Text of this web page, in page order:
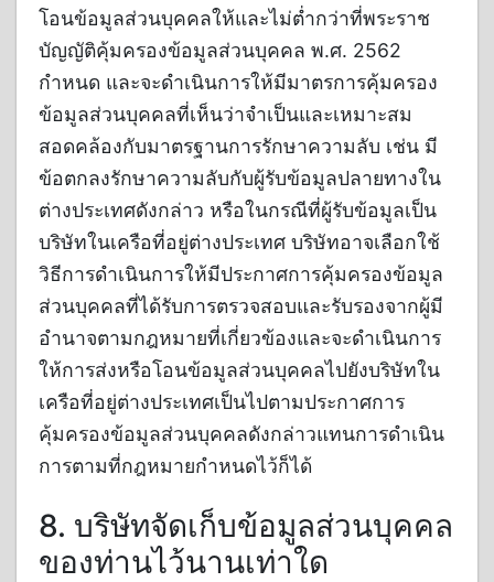
โอนข้อมูลส่วนบุคคลให้และไม่ต่ำกว่าที่พระราช
บัญญัติคุ้มครองข้อมูลส่วนบุคคล พ.ศ. 2562
กำหนด และจะดำเนินการให้มีมาตรการคุ้มครอง
ข้อมูลส่วนบุคคลที่เห็นว่าจำเป็นและเหมาะสม
สอดคล้องกับมาตรฐานการรักษาความลับ เช่น มี
ข้อตกลงรักษาความลับกับผู้รับข้อมูลปลายทางใน
ต่างประเทศดังกล่าว หรือในกรณีที่ผู้รับข้อมูลเป็น
บริษัทในเครือที่อยู่ต่างประเทศ บริษัทอาจเลือกใช้
วิธีการดำเนินการให้มีประกาศการคุ้มครองข้อมูล
ส่วนบุคคลที่ได้รับการตรวจสอบและรับรองจากผู้มี
อำนาจตามกฎหมายที่เกี่ยวข้องและจะดำเนินการ
ให้การส่งหรือโอนข้อมูลส่วนบุคคลไปยังบริษัทใน
เครือที่อยู่ต่างประเทศเป็นไปตามประกาศการ
คุ้มครองข้อมูลส่วนบุคคลดังกล่าวแทนการดำเนิน
การตามที่กฎหมายกำหนดไว้ก็ได้
8. บริษัทจัดเก็บข้อมูลส่วนบุคคล
ของท่านไว้นานเท่าใด